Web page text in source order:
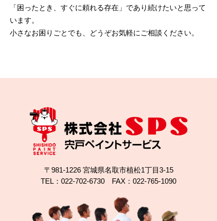
「困ったとき、すぐに頼れる存在」であり続けたいと思って
います。
小さなお困りごとでも、どうぞお気軽にご相談ください。
〒981-1226 宮城県名取市植松1丁目3-15
TEL：022-702-6730 FAX：022-765-1090